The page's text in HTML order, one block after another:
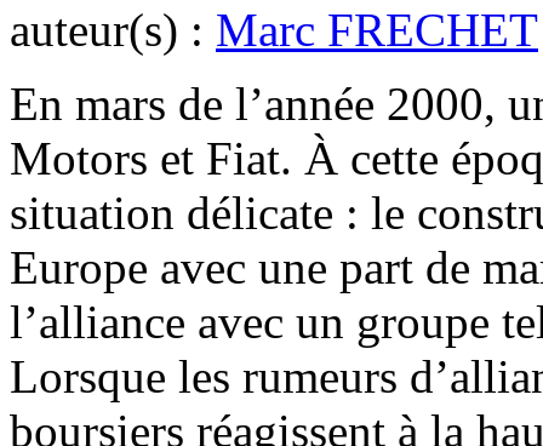
auteur(s) : Marc FRECHET
En mars de l’année 2000,
Motors et Fiat. À cette
situation délicate : le
Europe avec une part de
l’alliance avec un groupe
Lorsque les rumeurs
boursiers réagissent à la